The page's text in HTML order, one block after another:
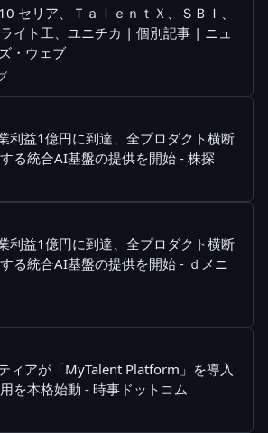
セリア、ＴａｌｅｎｔＸ、ＳＢＩ、
イト工、ユニチカ | 個別記事 | ニュ
・ウェブ
利益1億円に到達、全プロダクト横断
る統合AI基盤の提供を開始 - 株探
利益1億円に到達、全プロダクト横断
る統合AI基盤の提供を開始 - ｄメニ
ィアが「MyTalent Platform」を導入
を本格始動 - 時事ドットコム